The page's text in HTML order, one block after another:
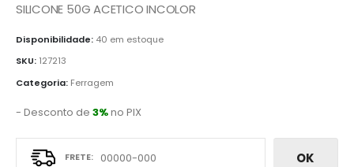
SILICONE 50G ACETICO INCOLOR
Disponibilidade: 40 em estoque
SKU: 127213
Categoria: Ferragem
- Desconto de 3%no PIX
OK